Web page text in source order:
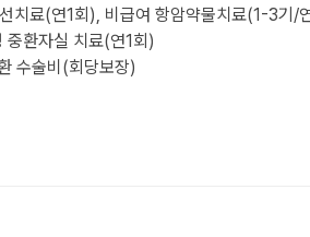
치료(연1회), 비급여 항암약물치료(1-3기
환자실 치료(연1회)
수술비(회당보장)